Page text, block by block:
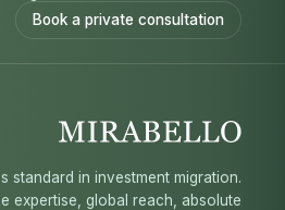
Book a private consultation
standard in investment migration.
expertise, global reach, absolute